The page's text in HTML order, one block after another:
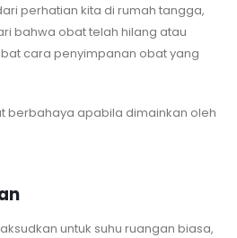
perhatian kita di rumah tangga,
bahwa obat telah hilang atau
cara penyimpanan obat yang
berbahaya apabila dimainkan oleh
untuk suhu ruangan biasa,